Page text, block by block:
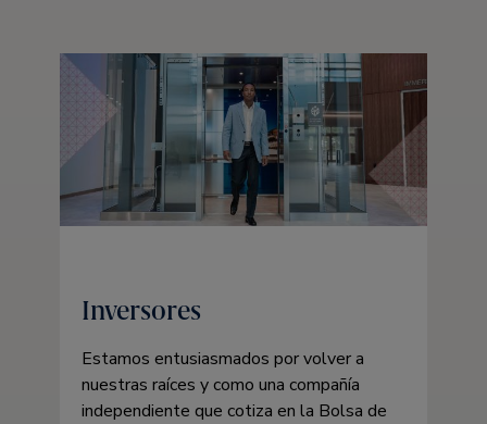
Inversores
Estamos entusiasmados por volver a
nuestras raíces y como una compañía
independiente que cotiza en la Bolsa de